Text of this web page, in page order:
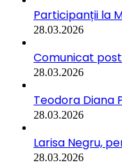
Participanții la
28.03.2026
Comunicat
28.03.2026
Teodora Diana
28.03.2026
Larisa Negru,
28.03.2026